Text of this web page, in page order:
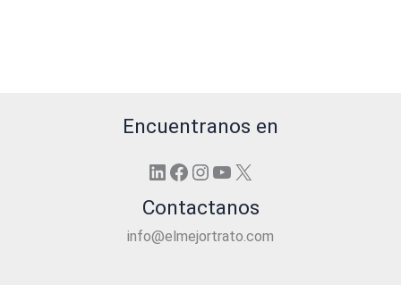
Encuentranos en
LinkedIn
Facebook
Instagram
YouTube
X
Contactanos
info@elmejortrato.com